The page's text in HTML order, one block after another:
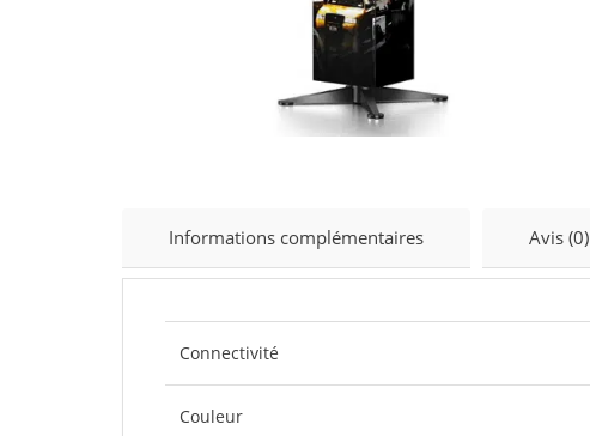
Informations complémentaires Avis (0)
Connectivité
Couleur